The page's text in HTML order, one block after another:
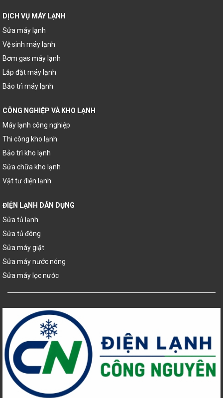
DỊCH VỤ MÁY LẠNH
Sửa máy lạnh
Vệ sinh máy lạnh
Bơm gas máy lạnh
Lắp đặt máy lạnh
Bảo trì máy lạnh
CÔNG NGHIỆP VÀ KHO LẠNH
Máy lạnh công nghiệp
Thi công kho lạnh
Bảo trì kho lạnh
Sửa chữa kho lạnh
Vật tư điện lạnh
ĐIỆN LẠNH DÂN DỤNG
Sửa tủ lạnh
Sửa tủ đông
Sửa máy giặt
Sửa máy nước nóng
Sửa máy lọc nước